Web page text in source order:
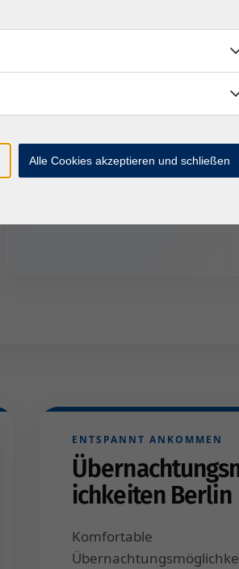
ENTSPANNT ANKOMMEN
ichkeiten Berlin
Komfortable
Alle Cookies akzeptieren und schließen